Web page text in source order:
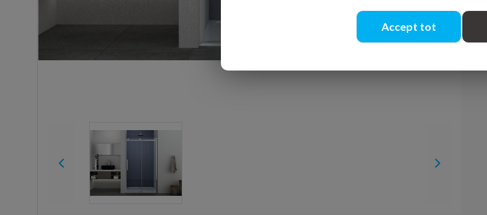
Accept tot